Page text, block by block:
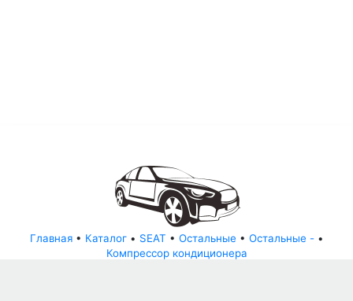
Главная• Каталог• SEAT • Остальные • Остальные - •
Компрессор кондиционера